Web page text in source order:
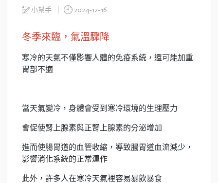
小幫手 2024-12-16
冬季來臨，氣溫驟降
寒冷的天氣不僅影響人體的免疫系統，還可能加重
胃部不適
當天氣變冷，身體會受到寒冷環境的生理壓力
會促使腎上腺素與正腎上腺素的分泌增加
進而使腸胃道的血管收縮，導致腸胃道血流減少，
影響消化系統的正常運作
此外，許多人在寒冷天氣裡容易暴飲暴食